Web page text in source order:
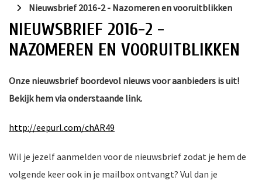
Nieuwsbrief 2016-2 - Nazomeren en vooruitblikken
NIEUWSBRIEF 2016-2 -
NAZOMEREN EN VOORUITBLIKKEN
Onze nieuwsbrief boordevol nieuws voor aanbieders is uit!
Bekijk hem via onderstaande link.
http://eepurl.com/chAR49
Wil je jezelf aanmelden voor de nieuwsbrief zodat je hem de
volgende keer ook in je mailbox ontvangt? Vul dan je